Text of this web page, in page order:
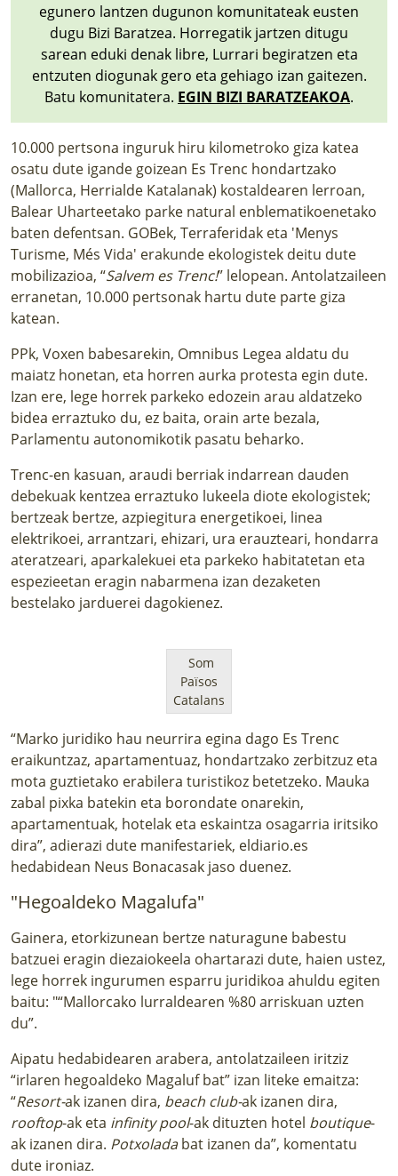
egunero lantzen dugunon komunitateak eusten
dugu Bizi Baratzea. Horregatik jartzen ditugu
sarean eduki denak libre, Lurrari begiratzen eta
entzuten diogunak gero eta gehiago izan gaitezen.
Batu komunitatera. EGIN BIZI BARATZEAKOA.
10.000 pertsona inguruk hiru kilometroko giza katea
osatu dute igande goizean Es Trenc hondartzako
(Mallorca, Herrialde Katalanak) kostaldearen lerroan,
Balear Uharteetako parke natural enblematikoenetako
baten defentsan. GOBek, Terraferidak eta 'Menys
Turisme, Més Vida' erakunde ekologistek deitu dute
mobilizazioa, “Salvem es Trenc!” lelopean. Antolatzaileen
erranetan, 10.000 pertsonak hartu dute parte giza
katean.
PPk, Voxen babesarekin, Omnibus Legea aldatu du
maiatz honetan, eta horren aurka protesta egin dute.
Izan ere, lege horrek parkeko edozein arau aldatzeko
bidea erraztuko du, ez baita, orain arte bezala,
Parlamentu autonomikotik pasatu beharko.
Trenc-en kasuan, araudi berriak indarrean dauden
debekuak kentzea erraztuko lukeela diote ekologistek;
bertzeak bertze, azpiegitura energetikoei, linea
elektrikoei, arrantzari, ehizari, ura erauzteari, hondarra
ateratzeari, aparkalekuei eta parkeko habitatetan eta
espezieetan eragin nabarmena izan dezaketen
bestelako jarduerei dagokienez.
Som
Països
Catalans
“Marko juridiko hau neurrira egina dago Es Trenc
eraikuntzaz, apartamentuaz, hondartzako zerbitzuz eta
mota guztietako erabilera turistikoz betetzeko. Mauka
zabal pixka batekin eta borondate onarekin,
apartamentuak, hotelak eta eskaintza osagarria iritsiko
dira”, adierazi dute manifestariek, eldiario.es
hedabidean Neus Bonacasak jaso duenez.
"Hegoaldeko Magalufa"
Gainera, etorkizunean bertze naturagune babestu
batzuei eragin diezaiokeela ohartarazi dute, haien ustez,
lege horrek ingurumen esparru juridikoa ahuldu egiten
baitu: "“Mallorcako lurraldearen %80 arriskuan uzten
du”.
Aipatu hedabidearen arabera, antolatzaileen iritziz
“irlaren hegoaldeko Magaluf bat” izan liteke emaitza:
“Resort-ak izanen dira, beach club-
rooftop-ak eta infinity pool-ak dituzten hotel boutique-
ak izanen dira. Potxolada bat izanen da”, komentatu
dute ironiaz.